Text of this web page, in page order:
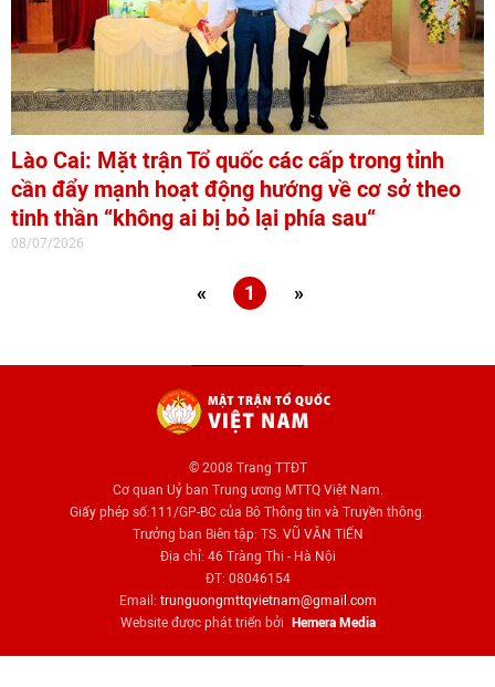
Lào Cai: Mặt trận Tổ quốc các cấp trong tỉnh
cần đẩy mạnh hoạt động hướng về cơ sở theo
tinh thần “không ai bị bỏ lại phía sau“
08/07/2026
« 1 »
© 2008 Trang TTĐT
Cơ quan Uỷ ban Trung ương MTTQ Việt Nam.
Giấy phép số:111/GP-BC của Bộ Thông tin và Truyền thông.
Trưởng ban Biên tập: TS. VŨ VĂN TIẾN
Địa chỉ: 46 Tràng Thi - Hà Nội
ĐT: 08046154
Email: trunguongmttqvietnam@gmail.com
Website được phát triển bởi
Hemera Media